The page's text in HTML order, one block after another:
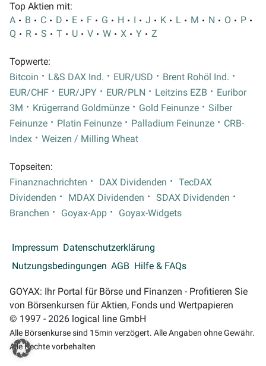
Top Aktien mit:
A
B C D E F G H I J K L M N O
P
Q
R S T U V W X Y Z
Topwerte:
Bitcoin
L&S DAX Ind. EUR/USD
Brent Rohöl Ind.
EUR/CHF
EUR/JPY EUR/PLN Leitzins EZB
Euribor
3M
Krügerrand Goldmünze Gold Feinunze
Silber
Feinunze
Platin Feinunze Palladium Feinunze
CRB-
Index
Weizen / Milling Wheat
Topseiten:
Finanznachrichten
DAX Dividenden
TecDAX
Dividenden
MDAX Dividenden
SDAX Dividenden
Branchen
Goyax-App Goyax-Widgets
Impressum Datenschutzerklärung
Nutzungsbedingungen AGB Hilfe & FAQs
GOYAX: Ihr Portal für Börse und Finanzen - Profitieren Sie
von Börsenkursen für Aktien, Fonds und Wertpapieren
© 1997 - 2026 logical line GmbH
Alle Börsenkurse sind 15min verzögert. Alle Angaben ohne Gewähr.
Alle Rechte vorbehalten